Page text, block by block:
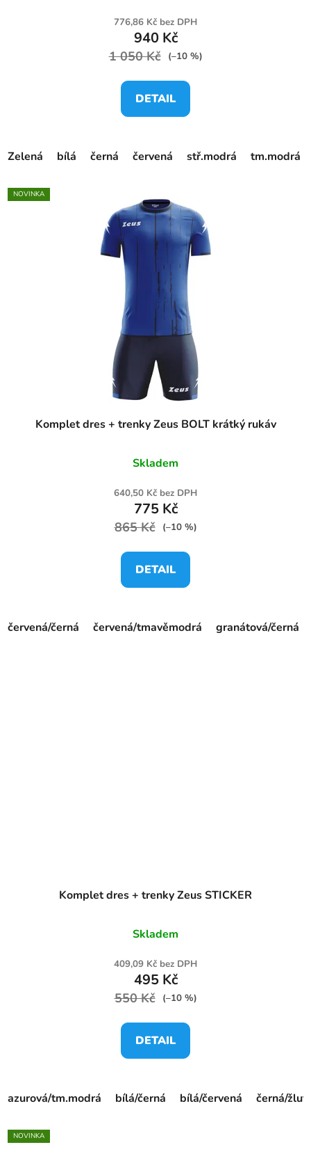
776,86 Kč bez DPH
940 Kč
1 050 Kč (–10 %)
DETAIL
Zelená bílá černá červená stř.modrá tm.modrá
NOVINKA
Komplet dres + trenky Zeus BOLT krátký rukáv
Skladem
640,50 Kč bez DPH
775 Kč
865 Kč (–10 %)
DETAIL
červená/černá červená/tmavěmodrá granátová/černá
Komplet dres + trenky Zeus STICKER
Skladem
409,09 Kč bez DPH
495 Kč
550 Kč (–10 %)
DETAIL
azurová/tm.modrá bílá/černá bílá/červená černá/
NOVINKA